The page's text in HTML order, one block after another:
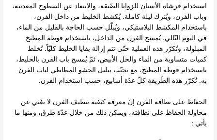
استخدام فرشاة الأسنان للزوايا الضّيقة، والابتعاد عن السطوح المعدنية،
وباب الفرن، ويُترك ليلة كاملة. يُكشط الخليط من داخل الفرن،
باستخدام المكشط البلاستيكي، ويُبلّل حسب الحاجة بالقليل من الماء،
في اليوم التّالي. يُمسح الفرن من الداخل، باستخدام فوطة المطبخ
المبلولة، وتُكرّر هذه العملية حتّى تتم إزالة بقايا الخليط كليّاً. تُخلط
كميات متساوية من الماء والخل الأبيض، ثمّ يُمسح باب الفرن بالخليط،
باستخدام فوطة المطبخ، مع تجنّب تبليل الحشو المطاطي لباب الفرن
به. تُكرّر هذه الطّريقة كلّ عدّة أسابيع، حسب استخدام الفرن.
الحفاظ على نظافة الفرن إنّ معرفة كيفية تنظيف الفرن لا تغني عن
محاولة الحفاظ على نظافته، ويمكن ذلك من خلال عدّة طرق، ومنها ما
يأتي :